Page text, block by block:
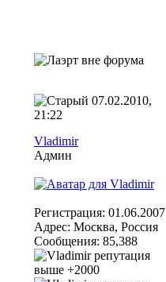
07.02.2010,
21:22
Vladimir
Админ
Регистрация: 01.06.2007
Адрес: Москва, Россия
Сообщения: 85,388